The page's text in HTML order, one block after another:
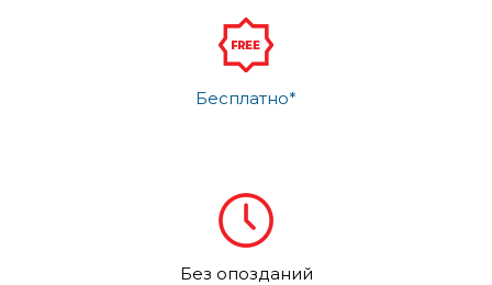
Бесплатно*
Без опозданий